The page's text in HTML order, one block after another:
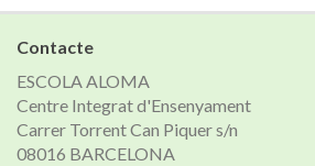
notícies
Contacte
ESCOLA ALOMA
Centre Integrat d'Ensenyament
Carrer Torrent Can Piquer s/n
08016 BARCELONA